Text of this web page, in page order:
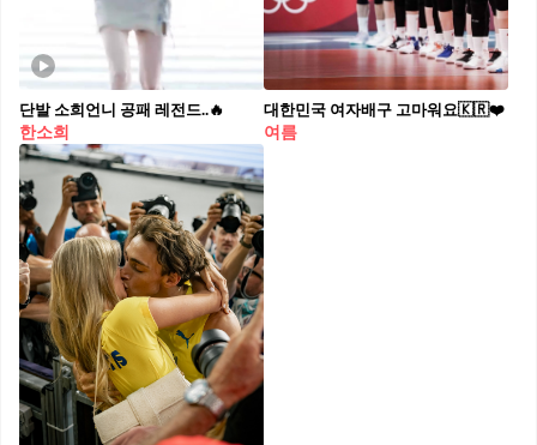
단발 소희언니 공패 레전드..🔥
한소희
대한민국 여자배구 고마워요🇰🇷❤️
여름